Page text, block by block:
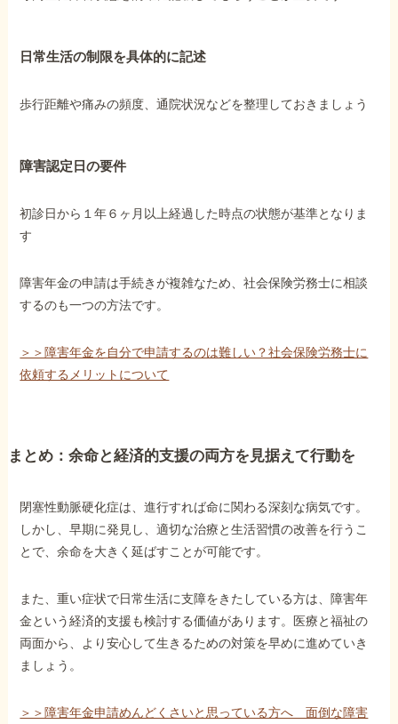
日常生活の制限を具体的に記述
歩行距離や痛みの頻度、通院状況などを整理しておきましょう
障害認定日の要件
初診日から１年６ヶ月以上経過した時点の状態が基準となりま
す
障害年金の申請は手続きが複雑なため、社会保険労務士に相談
するのも一つの方法です。
＞＞障害年金を自分で申請するのは難しい？社会保険労務士に
依頼するメリットについて
まとめ：余命と経済的支援の両方を見据えて行動を
閉塞性動脈硬化症は、進行すれば命に関わる深刻な病気です。
しかし、早期に発見し、適切な治療と生活習慣の改善を行うこ
とで、余命を大きく延ばすことが可能です。
また、重い症状で日常生活に支障をきたしている方は、障害年
金という経済的支援も検討する価値があります。医療と福祉の
両面から、より安心して生きるための対策を早めに進めていき
ましょう。
＞＞障害年金申請めんどくさいと思っている方へ 面倒な障害